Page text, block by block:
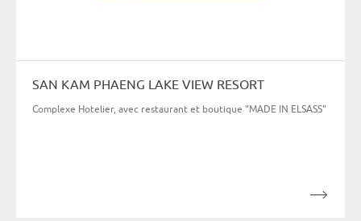
SAN KAM PHAENG LAKE VIEW RESORT
Complexe Hotelier, avec restaurant et boutique "MADE IN ELSASS"